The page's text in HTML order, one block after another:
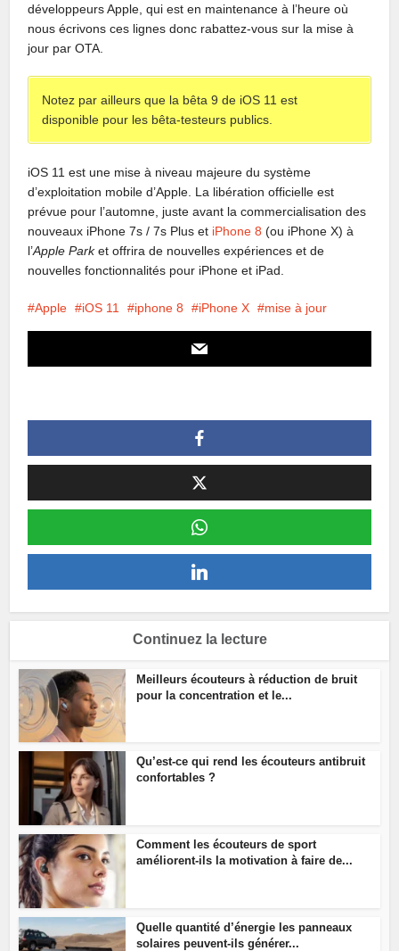
développeurs Apple, qui est en maintenance à l’heure où
nous écrivons ces lignes donc rabattez-vous sur la mise à
jour par OTA.
Notez par ailleurs que la bêta 9 de iOS 11 est
disponible pour les bêta-testeurs publics.
iOS 11 est une mise à niveau majeure du système
d’exploitation mobile d’Apple. La libération officielle est
prévue pour l’automne, juste avant la commercialisation des
nouveaux iPhone 7s / 7s Plus et iPhone 8 (ou iPhone X) à
l’Apple Parket offrira de nouvelles expériences et de
nouvelles fonctionnalités pour iPhone et iPad.
Apple iOS 11 iphone 8 iPhone X mise à jour
Continuez la lecture
Meilleurs écouteurs à réduction de bruit
pour la concentration et le...
Qu’est-ce qui rend les écouteurs antibruit
confortables ?
Comment les écouteurs de sport
améliorent-ils la motivation à faire de...
Quelle quantité d’énergie les panneaux
solaires peuvent-ils générer...